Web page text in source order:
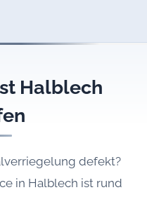
Halblech
defekt?
in Halblech ist rund